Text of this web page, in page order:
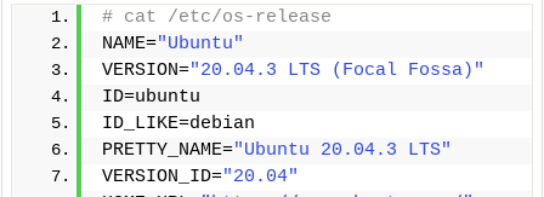
# cat /etc/os-release
NAME="Ubuntu"
VERSION="20.04.3 LTS (Focal Fossa)"
ID=ubuntu
ID_LIKE=debian
PRETTY_NAME="Ubuntu 20.04.3 LTS"
VERSION_ID="20.04"